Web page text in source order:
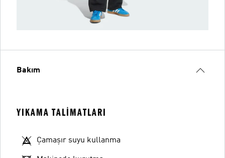
Bakım
YIKAMA TALIMATLARI
Çamaşır suyu kullanma